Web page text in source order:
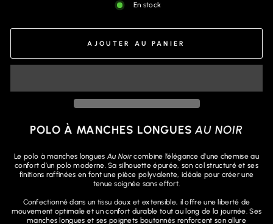
En stock
AJOUTER AU PANIER
POLO À MANCHES LONGUESAU NOIR
Le polo à manches longues Au Noircombine l’élégance d’une chemise au
confort d’un polo moderne. Sa silhouette épurée, son col structuré et ses
finitions raffinées en font une pièce polyvalente, idéale pour créer une
tenue soignée sans effort.
Confectionné dans un tissu doux et extensible, il offre une liberté de
mouvement optimale et un confort durable tout au long de la journée. Ses
manches longues et ses poignets boutonnés renforcent son allure